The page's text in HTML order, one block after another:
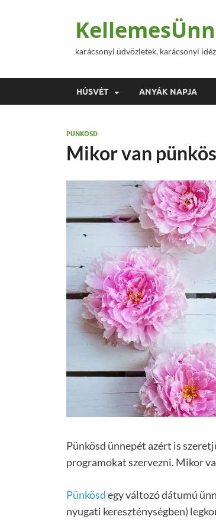
karácsonyi üdvözletek, karácsonyi
HÚSVÉT ANYÁK NAPJA
PÜNKÖSD
Mikor van
Pünkösd ünnepét azért is
programokat szervezni. Mikor
Pünkösdegy változó dátumú
nyugati kereszténységben)